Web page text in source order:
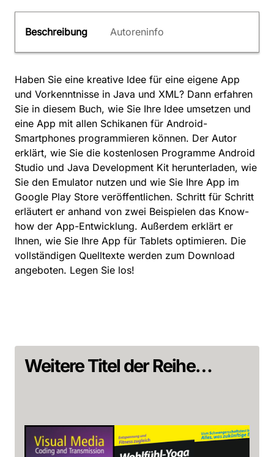
Beschreibung Autoreninfo
Haben Sie eine kreative Idee für eine eigene App
und Vorkenntnisse in Java und XML? Dann erfahren
Sie in diesem Buch, wie Sie Ihre Idee umsetzen und
eine App mit allen Schikanen für Android-
Smartphones programmieren können. Der Autor
erklärt, wie Sie die kostenlosen Programme Android
Studio und Java Development Kit herunterladen, wie
Sie den Emulator nutzen und wie Sie Ihre App im
Google Play Store veröffentlichen. Schritt für Schritt
erläutert er anhand von zwei Beispielen das Know-
how der App-Entwicklung. Außerdem erklärt er
Ihnen, wie Sie Ihre App für Tablets optimieren. Die
vollständigen Quelltexte werden zum Download
angeboten. Legen Sie los!
Weitere Titel der Reihe…